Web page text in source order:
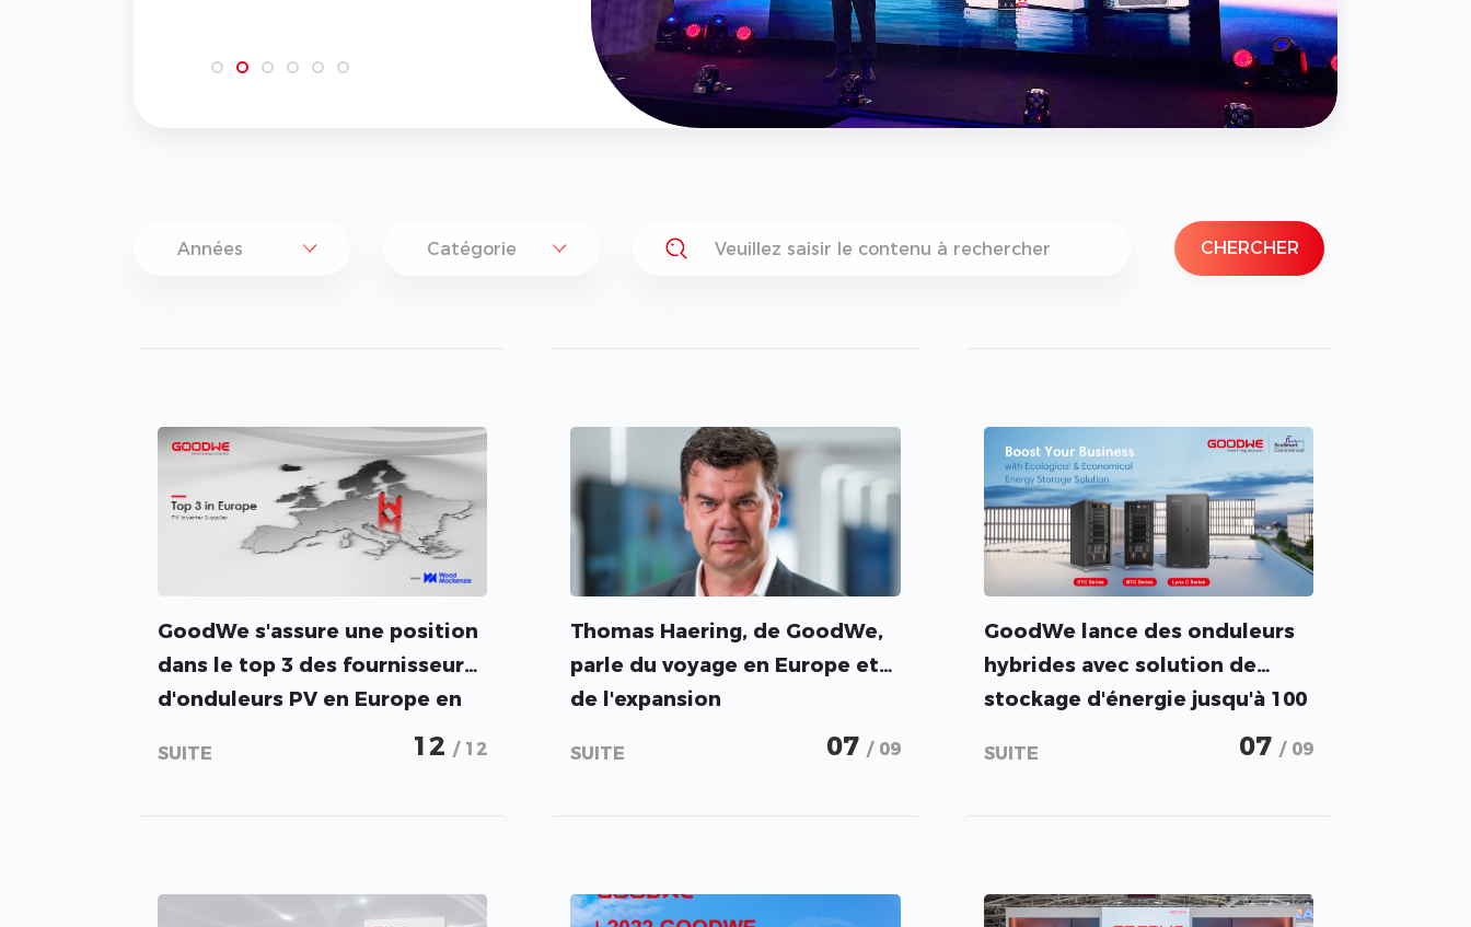
CHERCHER
GoodWe s'assure une position
dans le top 3 des fournisseurs
d'onduleurs PV en Europe en
2022, selon Wood Mackenzie
SUITE 12/ 12
Thomas Haering, de GoodWe,
parle du voyage en Europe et
de l'expansion
SUITE 07 / 09
GoodWe lance des onduleurs
hybrides avec solution de
stockage d'énergie jusqu'à 100
SUITE 07 / 09